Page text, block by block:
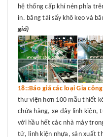
hệ thống cấp khí nén phía
in. băng tải sấy khô keo và
giá)
18::Báo giá các loại Gia
thư viện hơn 100 mẫu thiết
chứa hàng, xe đảy linh kiện,
với hầu hết các nhà máy
tử, linh kiện nhựa, sản xuất